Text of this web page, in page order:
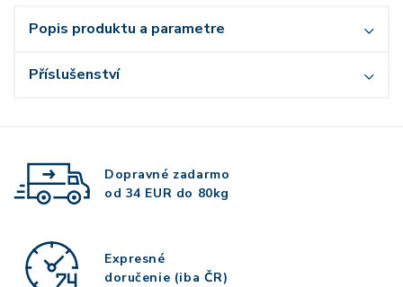
Popis produktu a parametre
Příslušenství
Dopravné zadarmo
od 34 EUR do 80kg
Expresné
doručenie (iba ČR)